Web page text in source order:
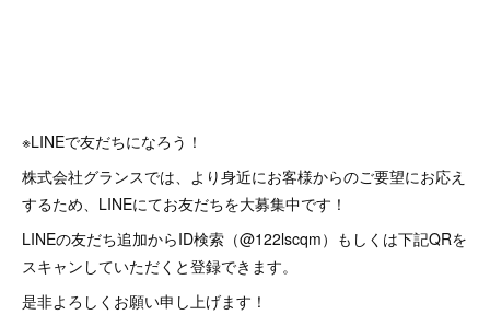
※LINEで友だちになろう！
株式会社グランスでは、より身近にお客様からのご要望にお応え
するため、LINEにてお友だちを大募集中です！
LINEの友だち追加からID検索（@122lscqm）もしくは下記QRを
スキャンしていただくと登録できます。
是非よろしくお願い申し上げます！